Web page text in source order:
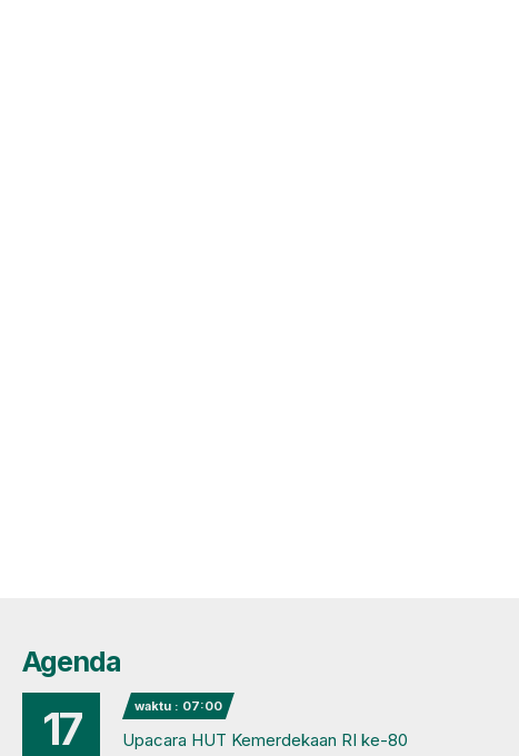
Agenda
17 waktu : 07:00
Upacara HUT Kemerdekaan RI ke-80